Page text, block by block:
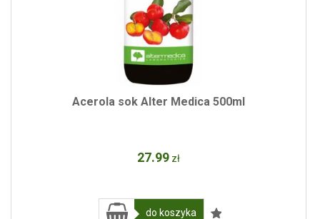
Acerola sok Alter Medica 500ml
27.99 zł
do koszyka